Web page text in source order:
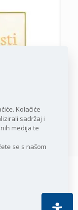
pridržana |
Kolačiće
sadržaj i
medija te
se s našom